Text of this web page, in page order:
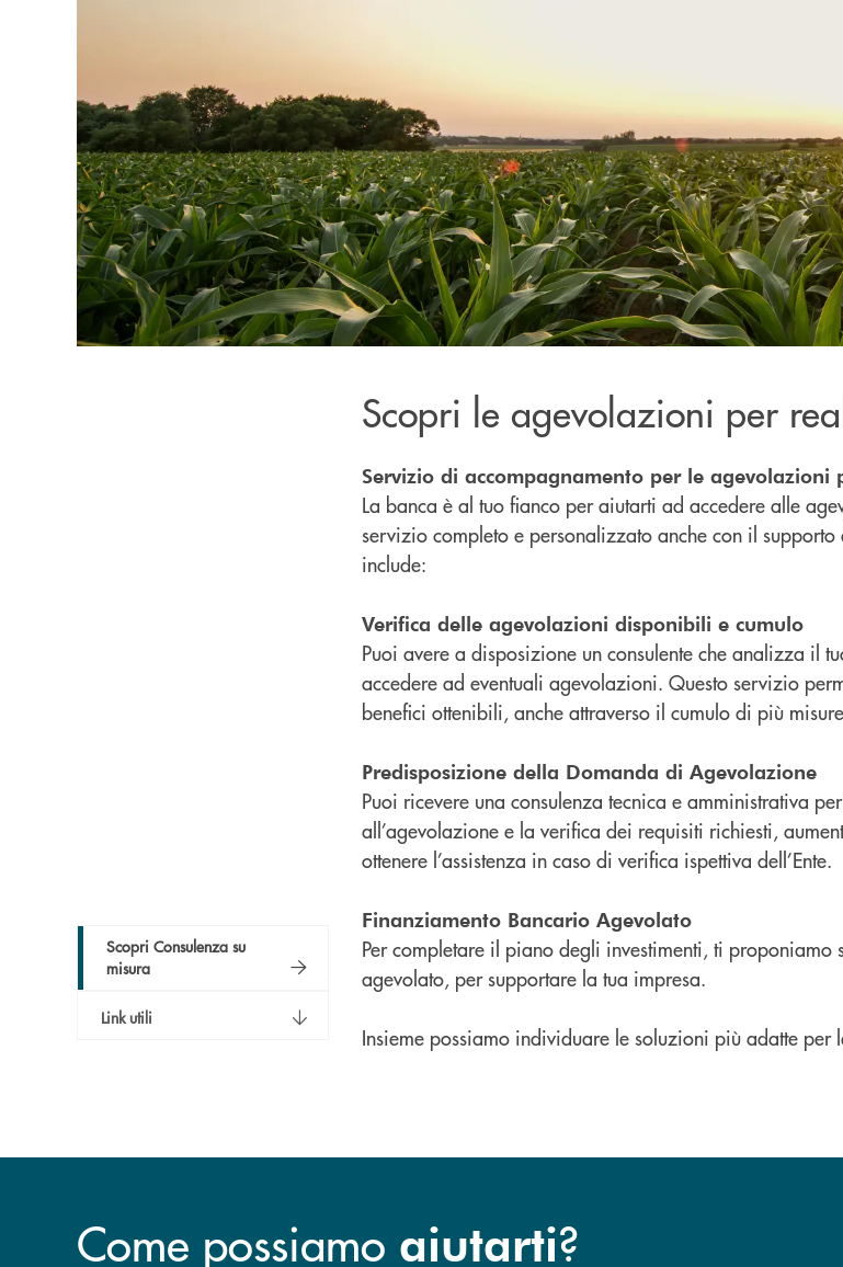
Scopri Consulenza su
misura
Link utili
Scopri le agevolazioni per
Servizio di accompagnamento per le agevolazioni
La banca è al tuo fianco per aiutarti ad accedere alle
servizio completo e personalizzato anche con il
include:
Verifica delle agevolazioni disponibili e cumulo
Puoi avere a disposizione un consulente che analizza il
accedere ad eventuali agevolazioni. Questo servizio
benefici ottenibili, anche attraverso il cumulo di più
Predisposizione della Domanda di Agevolazione
Puoi ricevere una consulenza tecnica e amministrativa
all’agevolazione e la verifica dei requisiti richiesti,
ottenere l’assistenza in caso di verifica ispettiva dell’Ente.
Finanziamento Bancario Agevolato
Per completare il piano degli investimenti, ti
agevolato, per supportare la tua impresa.
Insieme possiamo individuare le soluzioni più adatte
Come possiamo aiutarti?